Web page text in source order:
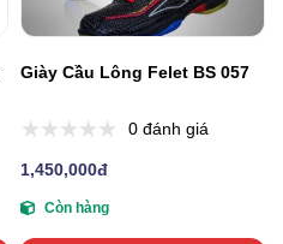
Giày Cầu Lông Felet BS 057
0 đánh giá
1,450,000đ
Còn hàng